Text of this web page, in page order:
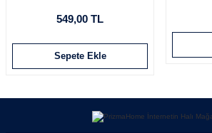
549,00 TL
Sepete Ekle